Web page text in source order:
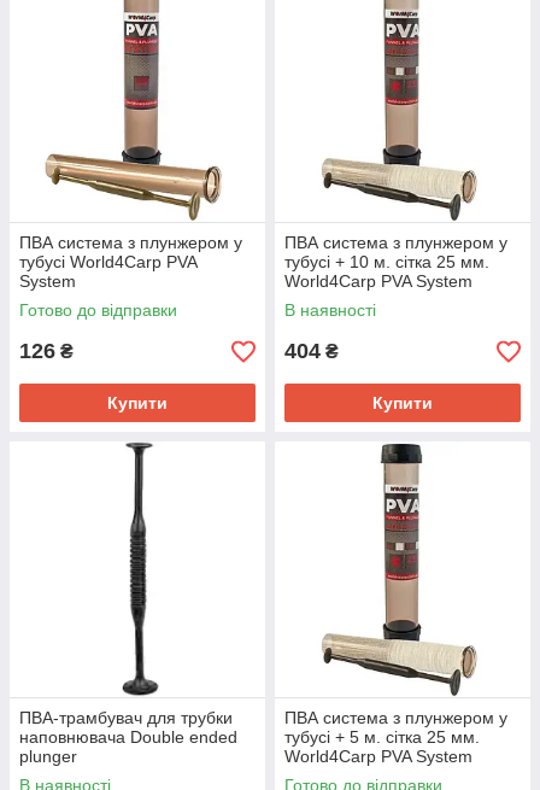
ПВА система з плунжером у
тубусі World4Carp PVA
System
Готово до відправки
126 ₴
Купити
ПВА система з плунжером у
тубусі + 10 м. сітка 25 мм.
World4Carp PVA System
В наявності
404 ₴
Купити
ПВА-трамбувач для трубки
наповнювача Double ended
plunger
В наявності
ПВА система з плунжером у
тубусі + 5 м. сітка 25 мм.
World4Carp PVA System
Готово до відправки